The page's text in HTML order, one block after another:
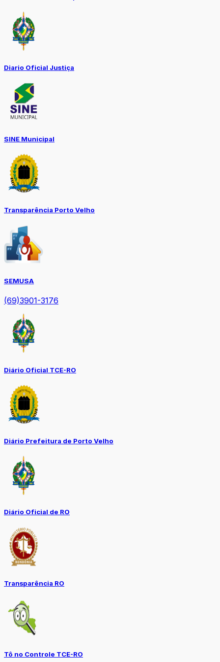
Diario Oficial Justiça
SINE Municipal
Transparência Porto Velho
SEMUSA
(69)3901-3176
Diário Oficial TCE-RO
Diário Prefeitura de Porto Velho
Diário Oficial de RO
Transparência RO
Tô no Controle TCE-RO